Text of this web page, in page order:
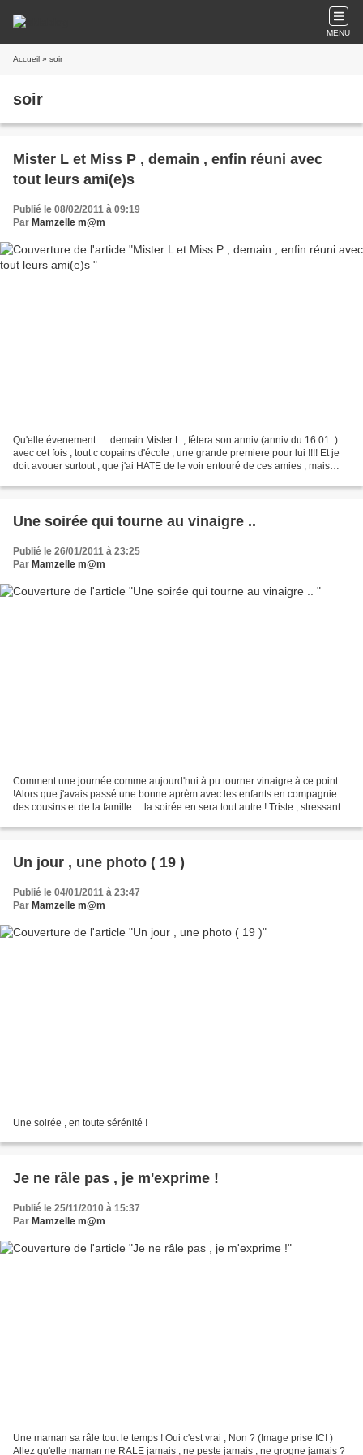
MENU
Accueil » soir
soir
Mister L et Miss P , demain , enfin réuni avec
tout leurs ami(e)s
Publié le 08/02/2011 à 09:19
Par Mamzelle m@m
Qu'elle évenement .... demain Mister L , fêtera son anniv (anniv du 16.01. )
avec cet fois , tout c copains d'école , une grande premiere pour lui !!!! Et je
doit avouer surtout , que j'ai HATE de le voir entouré de ces amies , mais
Une soirée qui tourne au vinaigre ..
Publié le 26/01/2011 à 23:25
Par Mamzelle m@m
Comment une journée comme aujourd'hui à pu tourner vinaigre à ce point
!Alors que j'avais passé une bonne aprèm avec les enfants en compagnie
des cousins et de la famille ... la soirée en sera tout autre ! Triste , stressante
Un jour , une photo ( 19 )
Publié le 04/01/2011 à 23:47
Par Mamzelle m@m
Une soirée , en toute sérénité !
Je ne râle pas , je m'exprime !
Publié le 25/11/2010 à 15:37
Par Mamzelle m@m
Une maman sa râle tout le temps ! Oui c'est vrai , Non ? (Image prise ICI )
Allez qu'elle maman ne RALE jamais , ne peste jamais , ne grogne jamais ?